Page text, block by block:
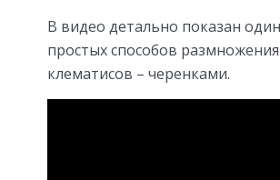
В видео детально показан
простых способов размножения
клематисов – черенками.